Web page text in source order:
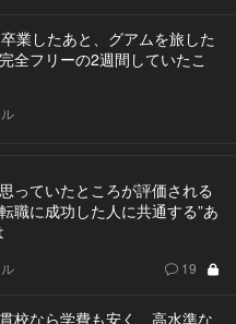
業したあと、グアムを旅した
全フリーの2週間していたこ
っていたところが評価される
職に成功した人に共通する”あ
19
校なら学費も安く、高水準な